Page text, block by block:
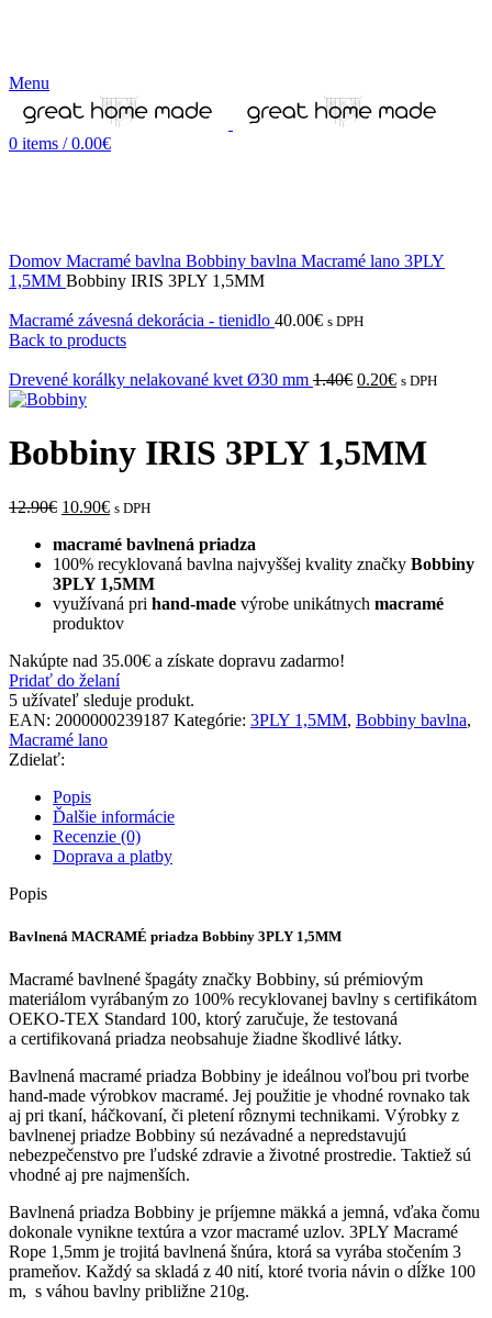
Menu
0 items / 0.00€
-16%
Domov Macramé bavlna Bobbiny bavlna Macramé lano 3PLY
1,5MM Bobbiny IRIS 3PLY 1,5MM
Macramé závesná dekorácia - tienidlo 40.00€ s DPH
Back to products
Drevené korálky nelakované kvet Ø30 mm 1.40€ 0.20€ s DPH
Bobbiny IRIS 3PLY 1,5MM
12.90€ 10.90€ s DPH
macramé bavlnená priadza
100% recyklovaná bavlna najvyššej kvality značky Bobbiny
3PLY 1,5MM
využívaná pri hand-made výrobe unikátnych macramé
produktov
Nakúpte nad 35.00€ a získate dopravu zadarmo!
Pridať do želaní
5 užívateľ sleduje produkt.
EAN: 2000000239187 Kategórie: 3PLY 1,5MM, Bobbiny bavlna,
Macramé lano
Zdielať:
Popis
Ďalšie informácie
Recenzie (0)
Doprava a platby
Popis
Bavlnená MACRAMÉ priadza Bobbiny 3PLY 1,5MM
Macramé bavlnené špagáty značky Bobbiny, sú prémiovým
materiálom vyrábaným zo 100% recyklovanej bavlny s certifikátom
OEKO-TEX Standard 100, ktorý zaručuje, že testovaná
a certifikovaná priadza neobsahuje žiadne škodlivé látky.
Bavlnená macramé priadza Bobbiny je ideálnou voľbou pri tvorbe
hand-made výrobkov macramé. Jej použitie je vhodné rovnako tak
aj pri tkaní, háčkovaní, či pletení rôznymi technikami. Výrobky z
bavlnenej priadze Bobbiny sú nezávadné a nepredstavujú
nebezpečenstvo pre ľudské zdravie a životné prostredie. Taktiež sú
vhodné aj pre najmenších.
Bavlnená priadza Bobbiny je príjemne mäkká a jemná, vďaka čomu
dokonale vynikne textúra a vzor macramé uzlov. 3PLY Macramé
Rope 1,5mm je trojitá bavlnená šnúra, ktorá sa vyrába stočením 3
prameňov. Každý sa skladá z 40 nití, ktoré tvoria návin o dĺžke 100
m, s váhou bavlny približne 210g.